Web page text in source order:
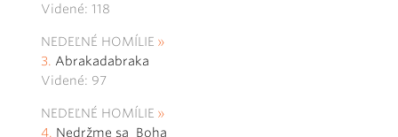
Videné: 118
NEDEĽNÉ HOMÍLIE
Abrakadabraka
Videné: 97
NEDEĽNÉ HOMÍLIE
Nedržme sa Boha